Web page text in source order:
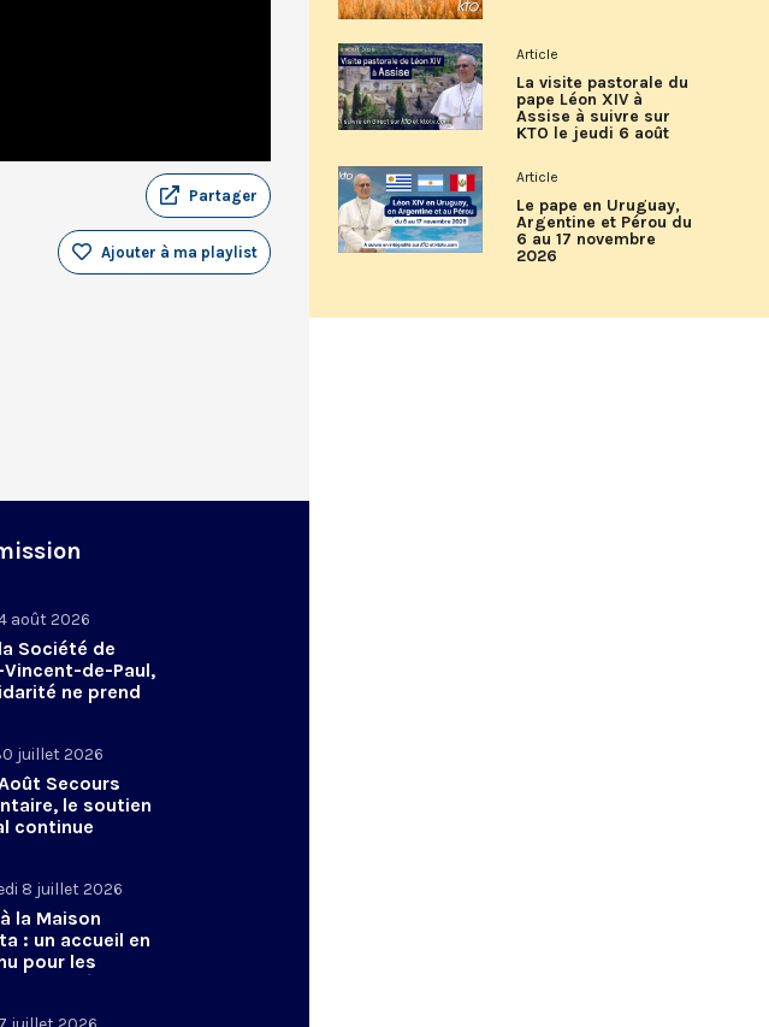
Partager
Ajouter à ma playlist
août 2026
Société de
de-Paul,
ne prend
juillet 2026
Secours
le soutien
continue
8 juillet 2026
la Maison
: un accueil en
pour les
exilées
Article
La visite pastorale du
pape Léon XIV à
Assise à suivre sur
KTO le jeudi 6 août
Article
Le pape en Uruguay,
Argentine et Pérou du
6 au 17 novembre
2026